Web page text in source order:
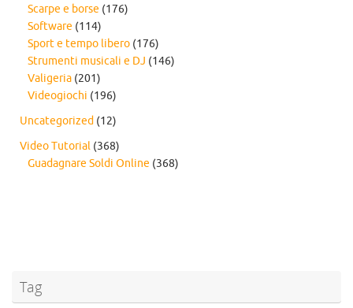
Scarpe e borse (176)
Software (114)
Sport e tempo libero (176)
Strumenti musicali e DJ (146)
Valigeria (201)
Videogiochi (196)
Uncategorized (12)
Video Tutorial (368)
Guadagnare Soldi Online (368)
Tag